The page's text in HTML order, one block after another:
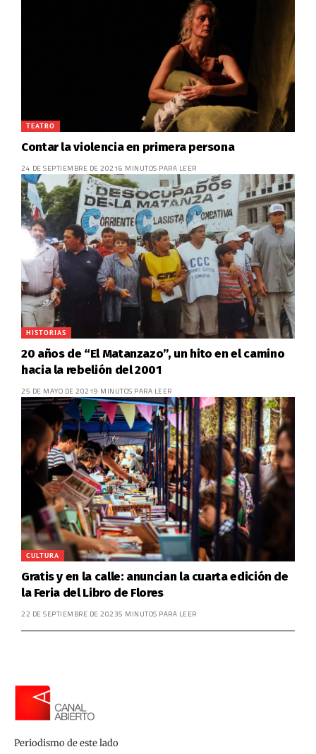
TEATRO
Contar la violencia en primera persona
24 DE SEPTIEMBRE DE 20216 MINUTOS PARA LEER
HISTORIAS
20 años de “El Matanzazo”, un hito en el camino
hacia la rebelión del 2001
25 DE MAYO DE 20219 MINUTOS PARA LEER
CULTURA
Gratis y en la calle: anuncian la cuarta edición de
la Feria del Libro de Flores
22 DE SEPTIEMBRE DE 20235 MINUTOS PARA LEER
Periodismo de este lado